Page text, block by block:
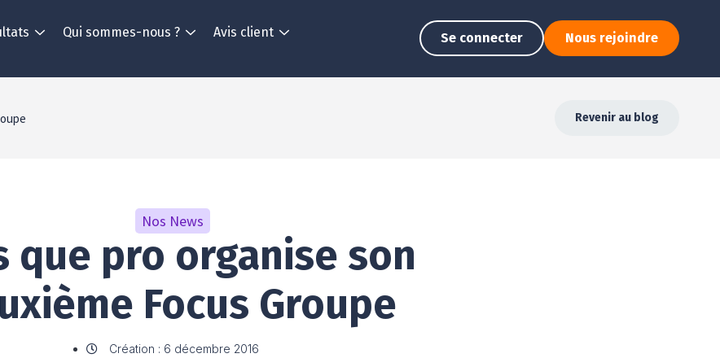
Qui sommes-nous ? Avis client Se connecter Nous rejoindre
Revenir au blog
Nos News
que pro organise son
Focus Groupe
Création : 6 décembre 2016